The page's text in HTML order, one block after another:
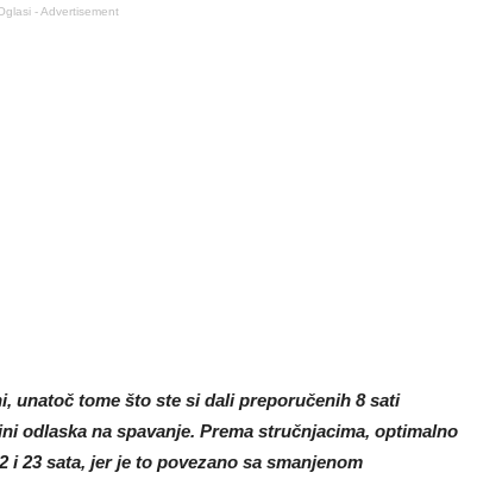
- Advertisement
unatoč tome što ste si dali preporučenih 8 sati
odlaska na spavanje. Prema stručnjacima, optimalno
i 23 sata, jer je to povezano sa smanjenom